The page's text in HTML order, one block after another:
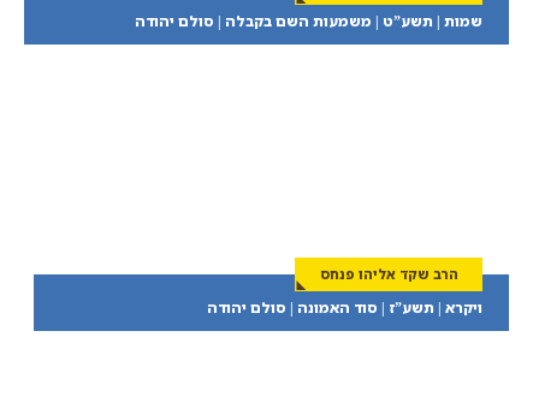
שמות | תשע”ט | משמעות השם בקבלה | סולם יהודה
הרב שקד אליהו פנחס
ויקרא | תשע”ז | סוד האמונה | סולם יהודה